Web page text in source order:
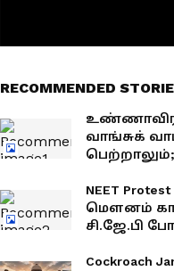
RECOMMENDED
வாங்சுக்
பெற்றாலும்;
NEET
மௌனம்
சி.ஜே.பி
பா.ரஞ்சித்!
Cockroach